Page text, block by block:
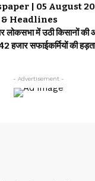
| 05 August
Headlines
लोकसभा में उठी किसानों की
सफाईकर्मियों की
- Advertisement -